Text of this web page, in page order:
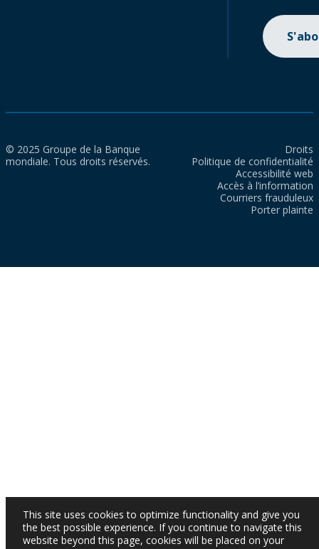
© 2025 Groupe de la Banque
mondiale. Tous droits réservés.
Droits
Politique de confidentialité
Accessibilité web
Accès à l’information
Courriers frauduleux
Porter plainte
This site uses cookies to optimize functionality and give you
the best possible experience. If you continue to navigate this
website beyond this page, cookies will be placed on your